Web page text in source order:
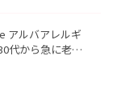
アルバアレルギ
代から急に老け